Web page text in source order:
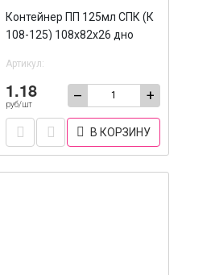
Контейнер ПП 125мл СПК (К
108-125) 108х82х26 дно
Артикул:
1.18
руб/шт
– +
В КОРЗИНУ